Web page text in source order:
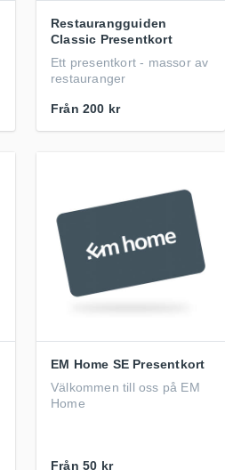
Restaurangguiden
Classic Presentkort
Ett presentkort - massor av
restauranger
Från 200 kr
EM Home SE Presentkort
Välkommen till oss på EM
Home
Från 50 kr